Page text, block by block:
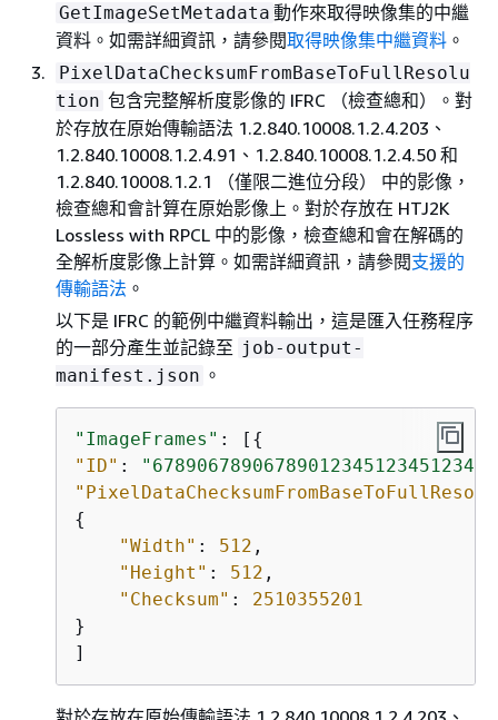
GetImageSetMetadata 動作來取得映像集的中繼
資料。如需詳細資訊，請參閱取得映像集中繼資料 。
PixelDataChecksumFromBaseToFullResolu
tion 包含完整解析度影像的 IFRC （檢查總和）。對
於存放在原始傳輸語法 1.2.840.10008.1.2.4.203、
1.2.840.10008.1.2.4.91、1.2.840.10008.1.2.4.50 和
1.2.840.10008.1.2.1 （僅限二進位分段） 中的影像，
檢查總和會計算在原始影像上。對於存放在 HTJ2K
Lossless with RPCL 中的影像，檢查總和會在解碼的
全解析度影像上計算。如需詳細資訊，請參閱支援的
傳輸語法 。
以下是 IFRC 的範例中繼資料輸出，這是匯入任務程序
的一部分產生並記錄至 job-output-
manifest.json 。
"ImageFrames" : [ {
"ID" :
{
"Width" : 512 ,
"Height" : 512 ,
"Checksum" : 2510355201
}